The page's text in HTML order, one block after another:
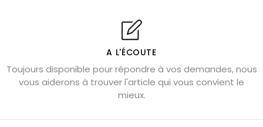
Shungite : purification et protection
Bagues en labradorite argent 925
Lapis lazuli : propriétés et précautions
Citrine : propriétés magiques
Aigue-marine : propriétés et couleurs
A L'ÉCOUTE
Toujours disponible pour répondre à vos demandes, nous
vous aiderons à trouver l'article qui vous convient le
mieux.